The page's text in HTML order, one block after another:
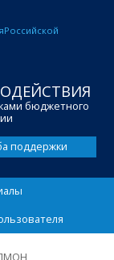
Российской
бюджетного
поддержки